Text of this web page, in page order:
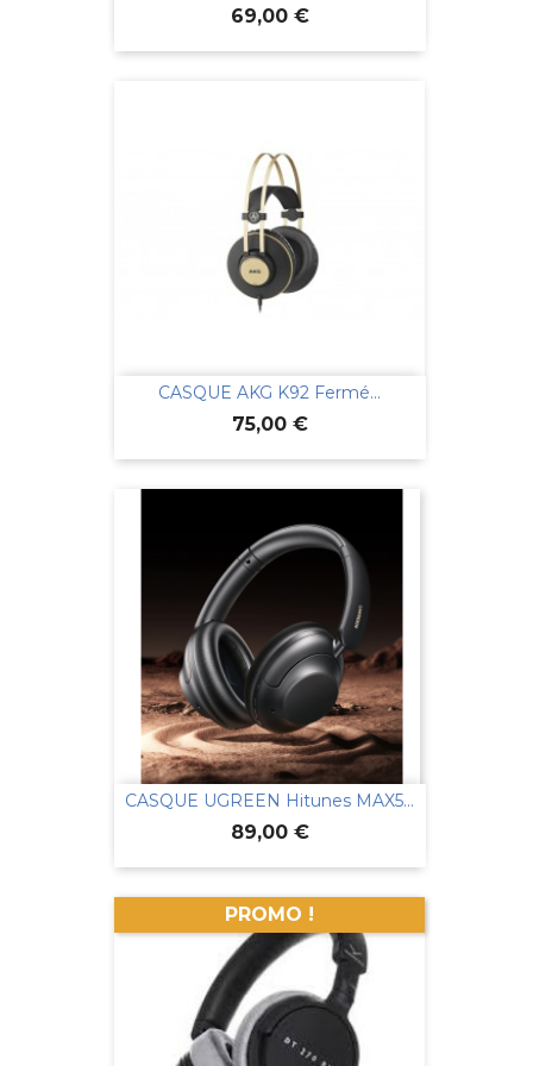
Prix
69,00 €
CASQUE AKG K92 Fermé...
Prix
75,00 €
CASQUE UGREEN Hitunes MAX5...
Prix
89,00 €
PROMO !